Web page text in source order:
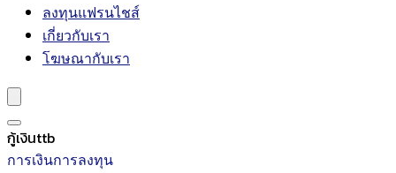
ลงทุนแฟรนไชส์
เกี่ยวกับเรา
โฆษณากับเรา
กู้เงินttb
การเงินการลงทุน